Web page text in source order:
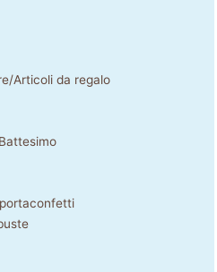
Articoli da regalo